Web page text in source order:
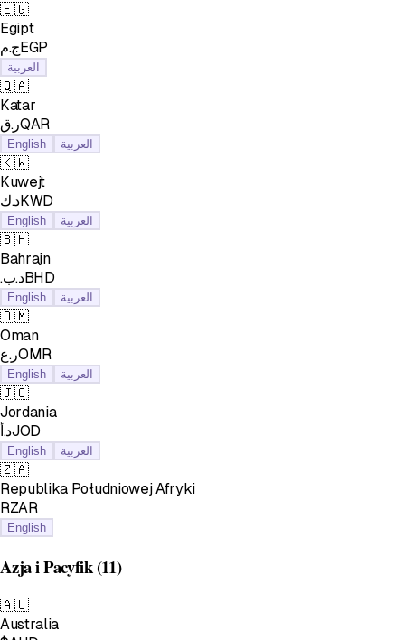
🇪🇬
Egipt
ج.مEGP
العربية
🇶🇦
Katar
ر.قQAR
English العربية
🇰🇼
Kuwejt
د.كKWD
English العربية
🇧🇭
Bahrajn
.د.بBHD
English العربية
🇴🇲
Oman
ر.عOMR
English العربية
🇯🇴
Jordania
د.أJOD
English العربية
🇿🇦
Republika Południowej Afryki
RZAR
English
Azja i Pacyfik(11)
🇦🇺
Australia